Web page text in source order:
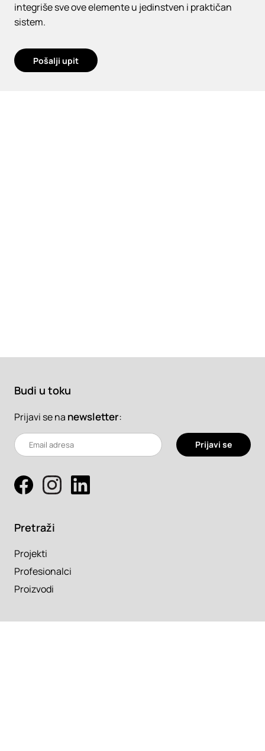
integriše sve ove elemente u jedinstven i praktičan
sistem.
Pošalji upit
Budi u toku
Prijavi se na newsletter:
Prijavi se
Pretraži
Projekti
Profesionalci
Proizvodi